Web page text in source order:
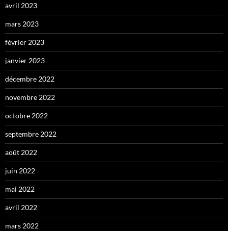
avril 2023
mars 2023
février 2023
janvier 2023
décembre 2022
novembre 2022
octobre 2022
septembre 2022
août 2022
juin 2022
mai 2022
avril 2022
mars 2022